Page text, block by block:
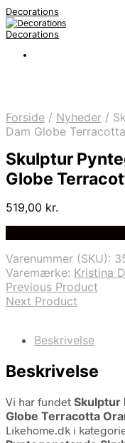
Decorations
Decorations
Forside / Nyheder /
Dam Globe
Skulptur
Globe
519,00 kr.
Varenummer (SKU):
Varemærke: Kristina
Previous Product
Next Product
Beskrivelse
Beskrivelse
Vi har fundet Skulptur
Globe Terracotta
Likehome.dk i